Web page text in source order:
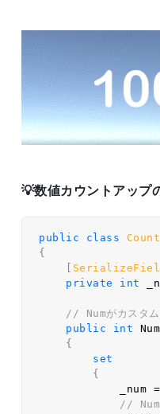
数値カウントアップ
public class
{
private
int
// Numがカスタ
public
int
{
set
{
            _num
=
// Num